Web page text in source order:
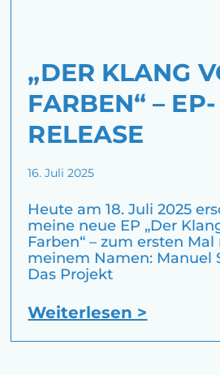
„DER KLANG
FARBEN“ – EP-
RELEASE
16. Juli 2025
Heute am 18. Juli 2025
meine neue EP „Der
Farben“ – zum ersten
meinem Namen: Manuel
Das Projekt
Weiterlesen >